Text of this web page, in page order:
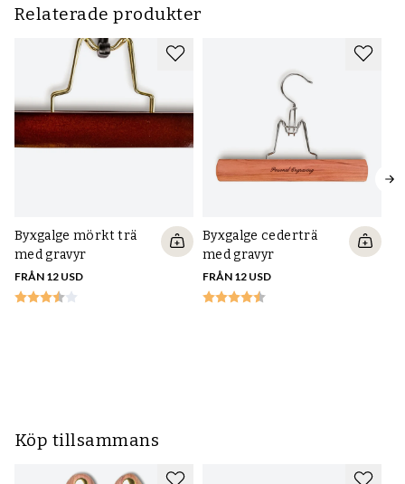
Relaterade produkter
Byxgalge mörkt trä
med gravyr
FRÅN 12 USD
Byxgalge cederträ
med gravyr
FRÅN 12 USD
Köp tillsammans